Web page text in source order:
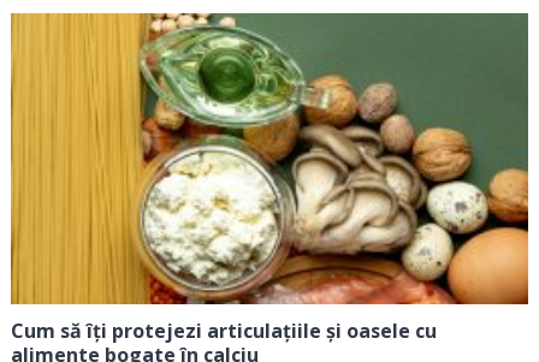
Cum să îți protejezi articulațiile și oasele cu
alimente bogate în calciu